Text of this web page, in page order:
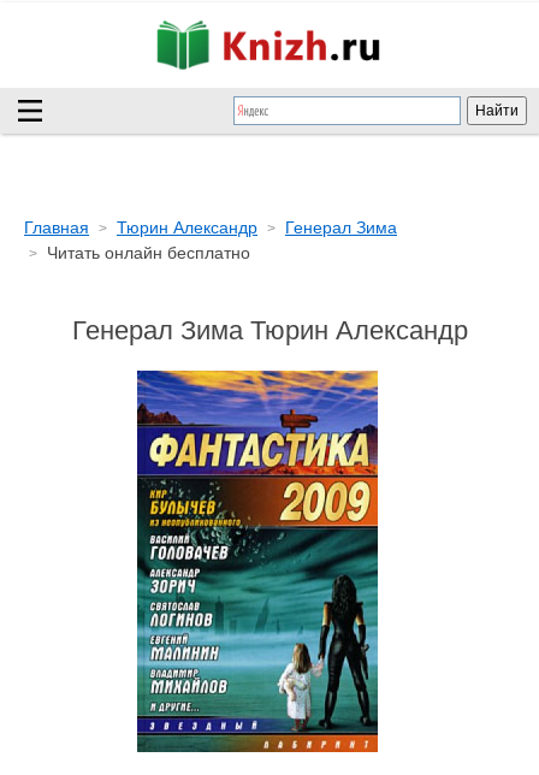
Главная Тюрин Александр
Генерал Зима
Читать онлайн бесплатно
Генерал Зима Тюрин Александр